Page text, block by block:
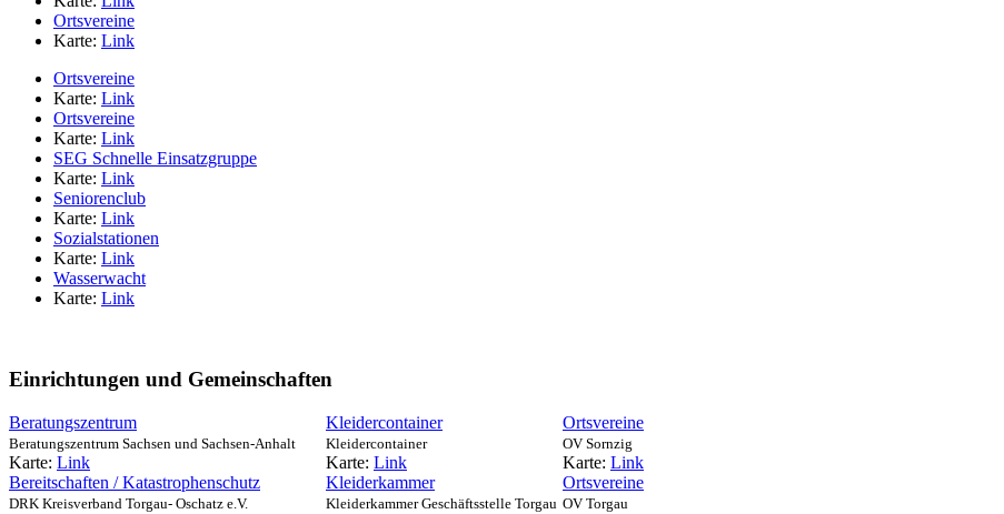
Ortsvereine
Karte: Link
Ortsvereine
Karte: Link
Ortsvereine
Karte: Link
SEG Schnelle Einsatzgruppe
Karte: Link
Seniorenclub
Karte: Link
Sozialstationen
Karte: Link
Wasserwacht
Karte: Link
Einrichtungen und Gemeinschaften
Beratungszentrum
Beratungszentrum Sachsen und Sachsen-Anhalt
Karte: Link
Kleidercontainer
Kleidercontainer
Karte: Link
Ortsvereine
OV Sornzig
Karte: Link
Bereitschaften / Katastrophenschutz
DRK Kreisverband Torgau- Oschatz e.V.
Kleiderkammer
Kleiderkammer Geschäftsstelle Torgau
Ortsvereine
OV Torgau